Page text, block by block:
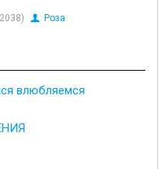
Роза
влюбляемся